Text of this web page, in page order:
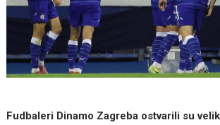
Fudbaleri Dinamo Zagreba ostvarili su